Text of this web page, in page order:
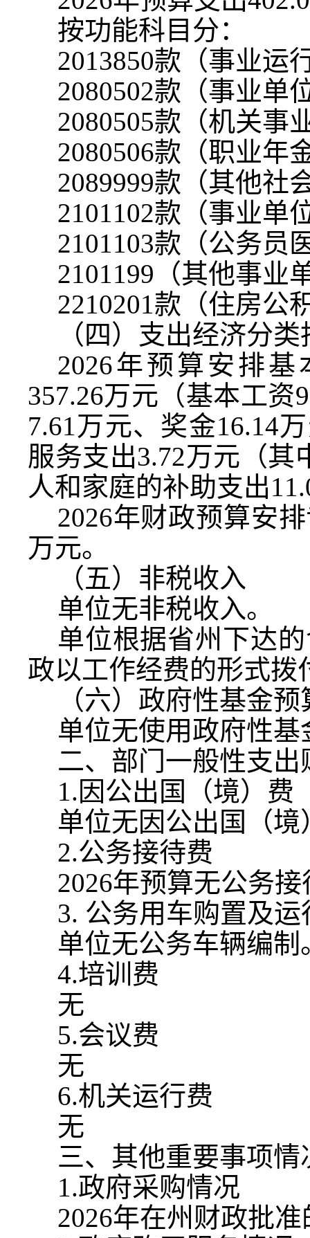
按功能科目分：
2013850款（事业运
2080502款（事业单
2080505款（机关事
2080506款（职业年
2089999款（其他社
2101102款（事业单
2101103款（公务员
2101199 （其他事业
2210201款（住房公
（四）支出经济分类
2026年预算安排基
357.26万元（基本工资
7.61万元、奖金16.14
服务支出3.72万元（其
人和家庭的补助支出
2026年财政预算安
万元。
（五）非税收入
单位无非税收入。
单位根据省州下达
政以工作经费的形式拨
（六）政府性基金
单位无使用政府性
二、部门一般性支
1.因公出国（境）费
单位无因公出国（境
2.公务接待费
2026年预算无公务接
3. 公务用车购置及运
单位无公务车辆编制
4.培训费
无
5.会议费
无
6.机关运行费
无
三、其他重要事项情
1.政府采购情况
2026年在州财政批